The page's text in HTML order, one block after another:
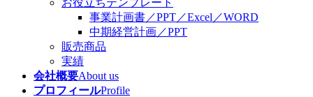
お役立ちテンプレート
事業計画書／PPT／Excel／WORD
中期経営計画／PPT
販売商品
実績
会社概要About us
プロフィールProfile